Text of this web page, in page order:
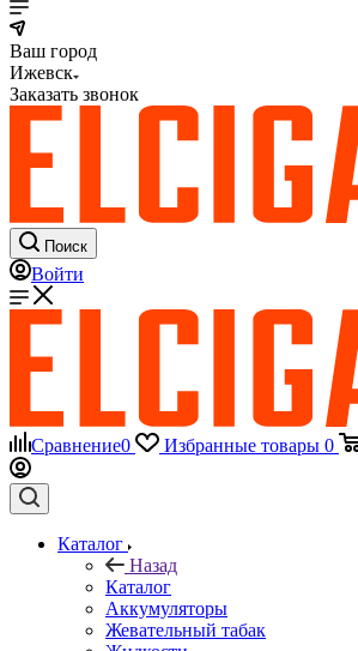
Ваш город
Ижевск
Заказать звонок
Поиск
Войти
Сравнение0 Избранные товары 0
Каталог
Назад
Каталог
Аккумуляторы
Жевательный табак